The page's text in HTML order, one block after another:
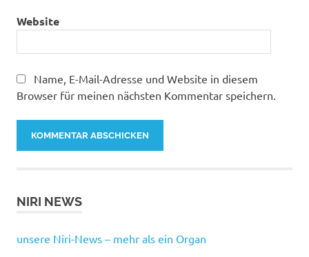
Website
Name, E-Mail-Adresse und Website in diesem
Browser für meinen nächsten Kommentar speichern.
NIRI NEWS
unsere Niri-News – mehr als ein Organ